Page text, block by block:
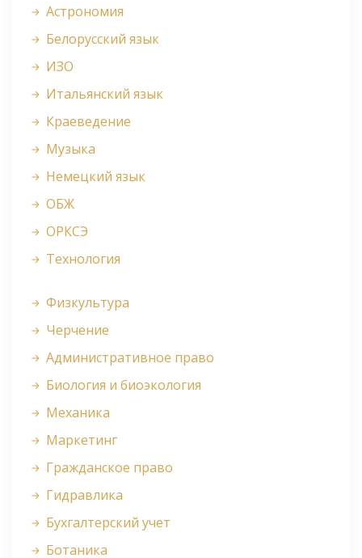
Астрономия
Белорусский язык
ИЗО
Итальянский язык
Краеведение
Музыка
Немецкий язык
ОБЖ
ОРКСЭ
Технология
Физкультура
Черчение
Административное право
Биология и биоэкология
Механика
Маркетинг
Гражданское право
Гидравлика
Бухгалтерский учет
Ботаника